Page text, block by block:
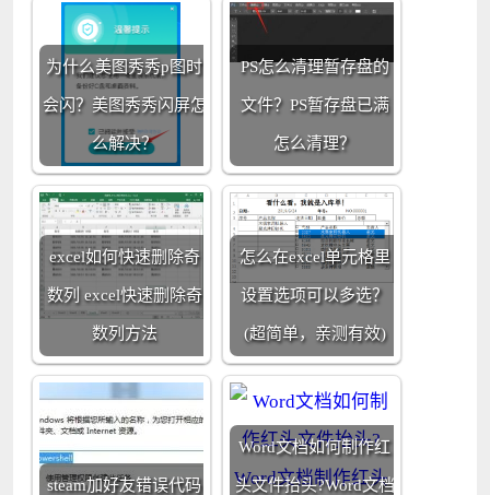
为什么美图秀秀p图时
会闪？美图秀秀闪屏怎
么解决？
PS怎么清理暂存盘的
文件？PS暂存盘已满
怎么清理？
excel如何快速删除奇
数列 excel快速删除奇
数列方法
怎么在excel单元格里
设置选项可以多选？
(超简单，亲测有效)
steam加好友错误代码
Word文档如何制作红
头文件抬头?Word文档